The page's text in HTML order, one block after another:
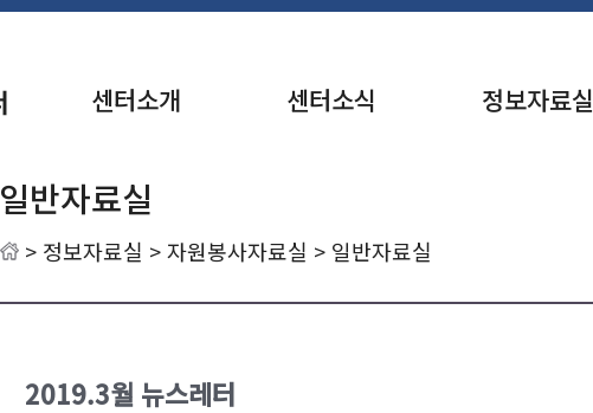
센터소개 센터소식 정보자료실
일반자료실
> 정보자료실 >자원봉사자료실 > 일반자료실
2019.3월 뉴스레터